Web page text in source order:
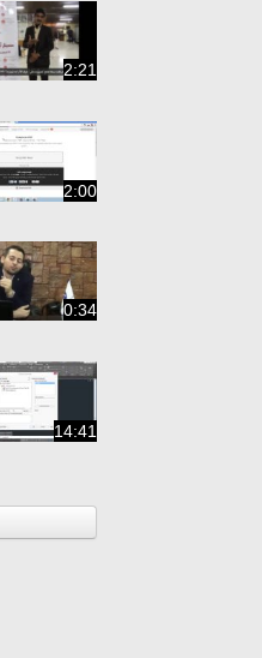
2:21
2:00
0:34
14:41